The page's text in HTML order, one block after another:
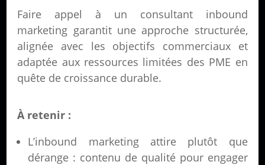
Faire appel à un consultant inbound
marketing garantit une approche structurée,
alignée avec les objectifs commerciaux et
adaptée aux ressources limitées des PME en
quête de croissance durable.
À retenir :
L’inbound marketing attire plutôt que
dérange : contenu de qualité pour engager